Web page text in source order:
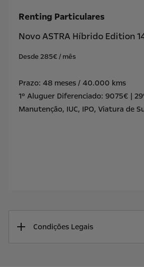
Renting Particulares
Novo ASTRA Híbrido Edition
Desde 285€ / mês
Prazo: 48 meses / 40.000 kms
1º Aluguer Diferenciado: 9075€ |
Manutenção, IUC, IPO, Viatura de
Condições Legais